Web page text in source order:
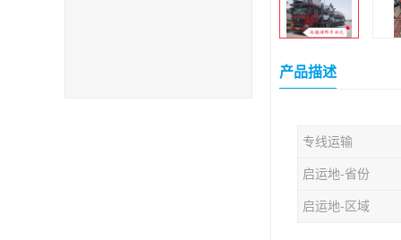
产品描述
专线运输
启运地-省份
启运地-区域